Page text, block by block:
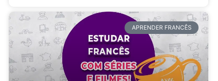
APRENDER FRANCÊS